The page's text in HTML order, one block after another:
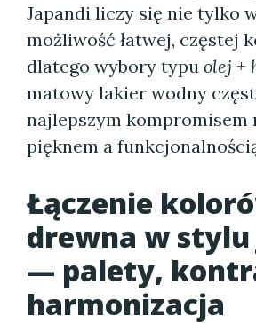
Japandi liczy się nie tylko
możliwość łatwej, częstej
dlatego wybory typu olej +
matowy lakier wodny
najlepszym kompromisem
pięknem a
Łączenie
drewna w stylu
— palety,
harmonizacja